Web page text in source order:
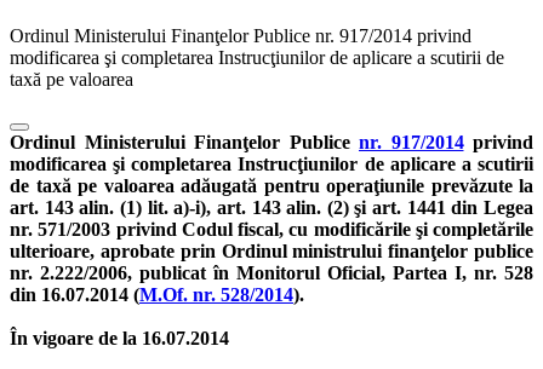
Ordinul Ministerului Finanţelor Publice nr. 917/2014 privind
modificarea şi completarea Instrucţiunilor de aplicare a scutirii de
taxă pe valoarea
Ordinul Ministerului Finanţelor Publice nr. 917/2014privind
modificarea şi completarea Instrucţiunilor de aplicare a scutirii
de taxă pe valoarea adăugată pentru operaţiunile prevăzute la
art. 143 alin. (1) lit. a)-i), art. 143 alin. (2) şi art. 1441 din Legea
nr. 571/2003 privind Codul fiscal, cu modificările şi completările
ulterioare, aprobate prin Ordinul ministrului finanţelor publice
nr. 2.222/2006, publicat în Monitorul Oficial, Partea I, nr. 528
din 16.07.2014 (M.Of. nr. 528/2014).
În vigoare de la 16.07.2014